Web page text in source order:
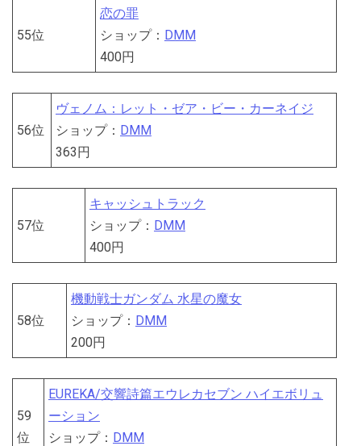
55位
恋の罪
ショップ： DMM
400円
56位
ヴェノム：レット・ゼア・ビー・カーネイジ
ショップ： DMM
363円
57位
キャッシュトラック
ショップ： DMM
400円
58位
機動戦士ガンダム 水星の魔女
ショップ： DMM
200円
59
位
EUREKA/交響詩篇エウレカセブン ハイエボリュ
ーション
ショップ： DMM